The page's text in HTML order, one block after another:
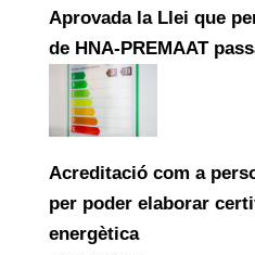
Aprovada la Llei que
de HNA-PREMAAT
Acreditació com a
per poder elaborar
energètica